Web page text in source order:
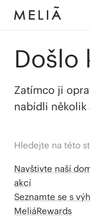
Došlo
Zatímco ji
nabídli několik
Hledejte na této
Navštivte naší
akcí
Seznamte se s
MeliáRewards